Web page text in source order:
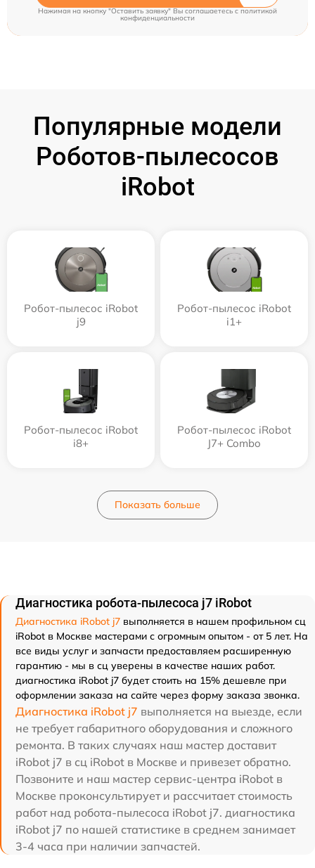
Нажимая на кнопку "Оставить заявку" Вы соглашаетесь cполитикой
конфиденциальности
Популярные модели
Роботов-пылесосов
iRobot
Робот-пылесос iRobot
j9
Робот-пылесос iRobot
i1+
Робот-пылесос iRobot
i8+
Робот-пылесос iRobot
J7+ Combo
Показать больше
Диагностика робота-пылесоса j7 iRobot
Диагностика iRobot j7 выполняется в нашем профильном сц
iRobot в Москве мастерами с огромным опытом - от 5 лет. На
все виды услуг и запчасти предоставляем расширенную
гарантию - мы в сц уверены в качестве наших работ.
диагностика iRobot j7 будет стоить на 15% дешевле при
оформлении заказа на сайте через форму заказа звонка.
Диагностика iRobot j7 выполняется на выезде, если
не требует габаритного оборудования и сложного
ремонта. В таких случаях наш мастер доставит
iRobot j7 в сц iRobot в Москве и привезет обратно.
Позвоните и наш мастер сервис-центра iRobot в
Москве проконсультирует и рассчитает стоимость
работ над робота-пылесоса iRobot j7. диагностика
iRobot j7 по нашей статистике в среднем занимает
3-4 часа при наличии запчастей.